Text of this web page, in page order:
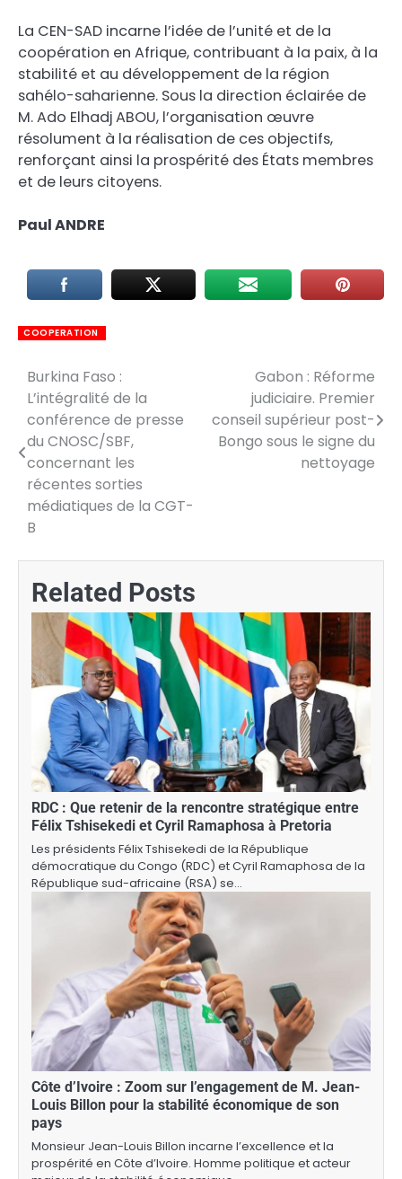
La CEN-SAD incarne l’idée de l’unité et de la
coopération en Afrique, contribuant à la paix, à la
stabilité et au développement de la région
sahélo-saharienne. Sous la direction éclairée de
M. Ado Elhadj ABOU, l’organisation œuvre
résolument à la réalisation de ces objectifs,
renforçant ainsi la prospérité des États membres
et de leurs citoyens.
Paul ANDRE
COOPERATION
Navigation
de
l’article
Burkina Faso :
L’intégralité de la
conférence de presse
du CNOSC/SBF,
concernant les
récentes sorties
médiatiques de la CGT-
B
Gabon : Réforme
judiciaire. Premier
conseil supérieur post-
Bongo sous le signe du
nettoyage
Related Posts
RDC : Que retenir de la rencontre stratégique entre
Félix Tshisekedi et Cyril Ramaphosa à Pretoria
Les présidents Félix Tshisekedi de la République
démocratique du Congo (RDC) et Cyril Ramaphosa de la
République sud-africaine (RSA) se…
Côte d’Ivoire : Zoom sur l’engagement de M. Jean-
Louis Billon pour la stabilité économique de son
pays
Monsieur Jean-Louis Billon incarne l’excellence et la
prospérité en Côte d’Ivoire. Homme politique et acteur